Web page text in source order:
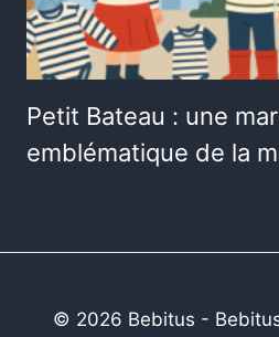
Petit Bateau : une
emblématique de la
© 2026 Bebitus -